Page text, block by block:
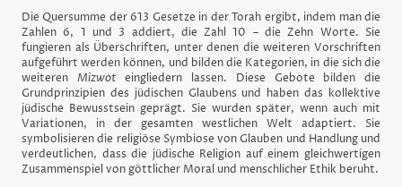
Die Quersumme der 613 Gesetze in der Torah ergibt, indem man die
Zahlen 6, 1 und 3 addiert, die Zahl 10 – die Zehn Worte. Sie
fungieren als Überschriften, unter denen die weiteren Vorschriften
aufgeführt werden können, und bilden die Kategorien, in die sich die
weiteren Mizwoteingliedern lassen. Diese Gebote bilden die
Grundprinzipien des jüdischen Glaubens und haben das kollektive
jüdische Bewusstsein geprägt. Sie wurden später, wenn auch mit
Variationen, in der gesamten westlichen Welt adaptiert. Sie
symbolisieren die religiöse Symbiose von Glauben und Handlung und
verdeutlichen, dass die jüdische Religion auf einem gleichwertigen
Zusammenspiel von göttlicher Moral und menschlicher Ethik beruht.